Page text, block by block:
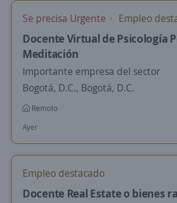
Se precisa Urgente Empleo
Docente Virtual de Psicología
Meditación
Importante empresa del sector
Bogotá, D.C., Bogotá, D.C.
Remoto
Ayer
Empleo destacado
Docente Real Estate o bienes